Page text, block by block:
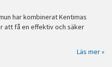
har kombinerat Kentimas
att få en effektiv och säker
Läs mer »